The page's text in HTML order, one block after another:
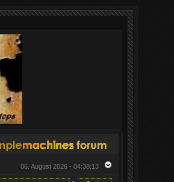
06. August 2026 - 04:38:13